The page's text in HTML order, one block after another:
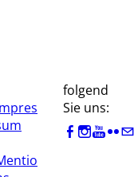
folgend
Sie uns: